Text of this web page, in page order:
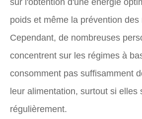
sur l'obtention d'une énergie
poids et même la prévention des
Cependant, de nombreuses
concentrent sur les régimes à
consomment pas suffisamment
leur alimentation, surtout si elles
régulièrement.